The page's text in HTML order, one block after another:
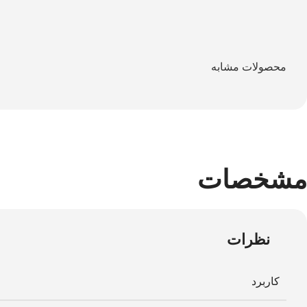
محصولات مشابه
مشخصات
نظرات
کاربرد